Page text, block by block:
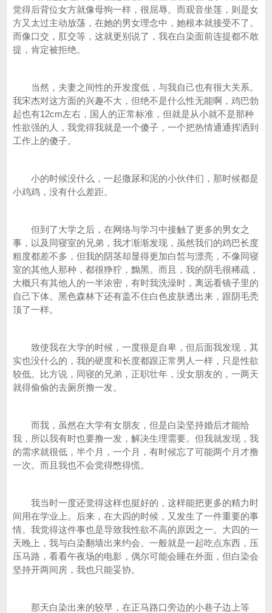
觉得后背位女方就像母狗一样，很屈辱。而观音坐莲，则是女
方又太过主动放荡，在她的男女理念中，她根本就接受不了。
而像口交，肛交等，这就更别说了，我在白染面前连提都不敢
提，肯定被拒绝。
当然，夫妻之间性的开发度低，与我自己也有很大关系。
我宋杰对这方面的兴趣不大，但绝不是什么性无能啊，鸡巴勃
起也有12cm左右，国人的正常标准，但就是从小就不是那种
性欲强的人，我觉得我就是一个傻子，一个把热情通通挥洒到
工作上的傻子。
小的时候没什么，一起撒尿和泥的小伙伴们，那时候都是
小鸡鸡，没有什么差距。
但到了大学之后，在网络与学习中接触了更多的男女之
事，以及同寝室的兄弟，我才渐渐发现，虽然我们的鸡巴长度
粗度都差不多，但我的阴茎却显得更加白皙与漂亮，不像同寝
室的其他人那种，都很狰狞，黝黑。而且，我的阴毛很稀疏，
大概只有其他人的一半浓密，有时我洗澡时，离远看镜子里的
自己下体。黑色森林下还有盖不住白色皮肤透出来，跟阴毛秃
顶了一样。
致使我在大学的时候，一度很是自卑，但后面我发现，其
实也没什么的，我的硬度和长度都跟正常男人一样，只是性欲
较低。比方说，同寝的兄弟，正职壮年，没女朋友的，一两天
就得偷偷的去厕所撸一发。
而我，虽然在大学有女朋友，但是白染坚持婚后才能给
我，所以我有时也要撸一发，解决生理需要。但我就发现，我
的需求就很低，半个月，一个月，有时候忘了可能两个月才撸
一次。而且我也不会觉得憋得慌。
我当时一度还觉得这样也挺好的，这样能把更多的精力时
间用在学业上。后来，在大四的时候，又发生了一件重要的事
情。我觉得这件事也是导致我性欲不高的原因之一。大四的一
天晚上，我与白染翻墙出来约会。一般就是一起吃点东西，压
压马路，看看午夜场的电影，偶尔可能会睡在外面，但白染会
坚持开两间房，我也只能妥协。
那天白染出来的较早，在正马路口旁边的小巷子边上等